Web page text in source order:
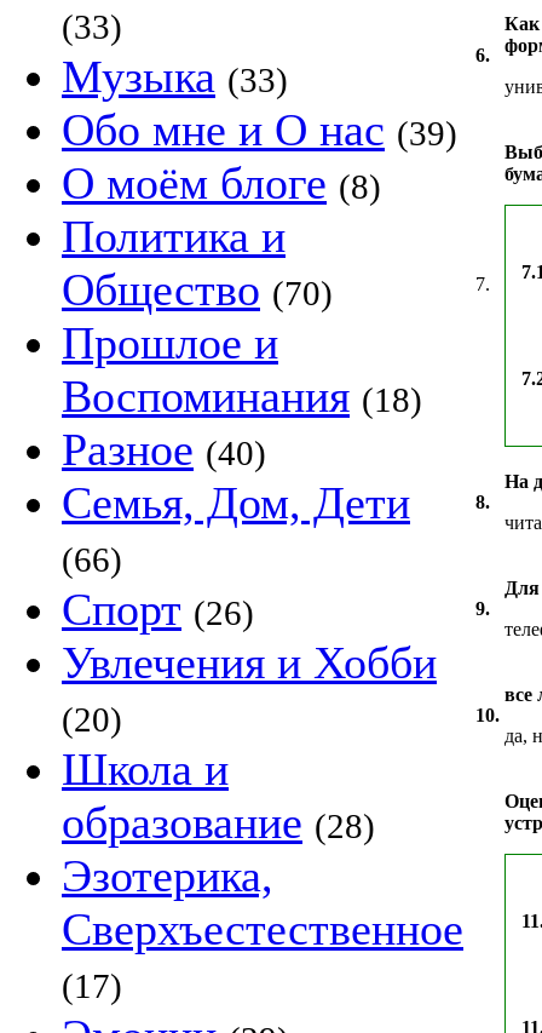
(33)
Музыка (33)
Обо мне и О нас (39)
О моём блоге (8)
Политика и
Общество (70)
Прошлое и
Воспоминания (18)
Разное (40)
Семья, Дом, Дети
(66)
Спорт (26)
Увлечения и Хобби
(20)
Школа и
образование (28)
Эзотерика,
Сверхъестественное
(17)
6.
Как
7.
8.
На
9.
Для
10.
все
да,